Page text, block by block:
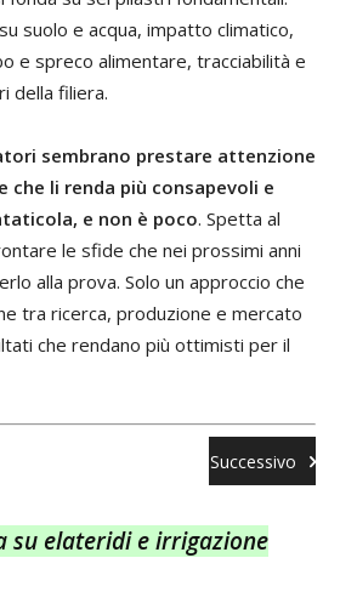
suolo e acqua, impatto climatico,
e spreco alimentare, tracciabilità e
della filiera.
sembrano prestare attenzione
che li renda più consapevoli e
e non è poco. Spetta al
le sfide che nei prossimi anni
alla prova. Solo un approccio che
tra ricerca, produzione e mercato
che rendano più ottimisti per il
Successivo
su elateridi e irrigazione